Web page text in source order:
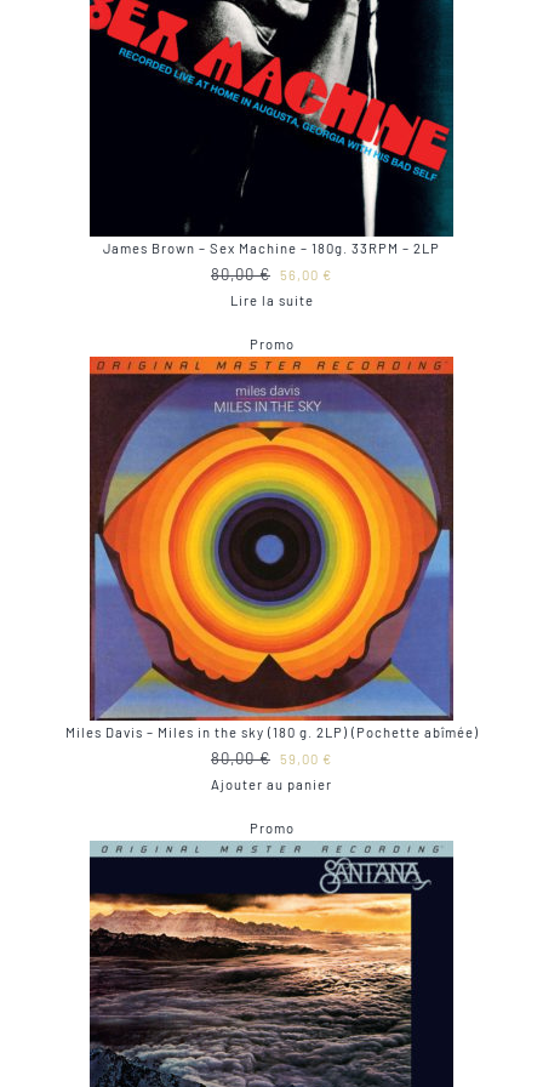
James Brown – Sex Machine – 180g. 33RPM – 2LP
80,00€
Le
prix
était :
80,00 €.
56,00 €
56,00 €.
Lire la suite
PromoProduit
en
promotion
Miles Davis – Miles in the sky (180 g. 2LP) (Pochette abîmée)
80,00€
Le
prix
était :
80,00 €.
59,00 €
59,00 €.
Ajouter au panier
PromoProduit
en
promotion